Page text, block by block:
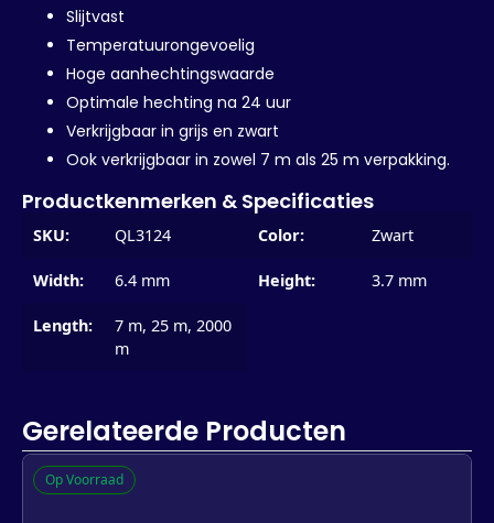
Slijtvast
Temperatuurongevoelig
Hoge aanhechtingswaarde
Optimale hechting na 24 uur
Verkrijgbaar in grijs en zwart
Ook verkrijgbaar in zowel 7 m als 25 m verpakking.
Productkenmerken & Specificaties
SKU: QL3124
Width: 6.4 mm
Length:
7 m, 25 m, 2000
m
Color: Zwart
Height: 3.7 mm
Gerelateerde Producten
Op Voorraad